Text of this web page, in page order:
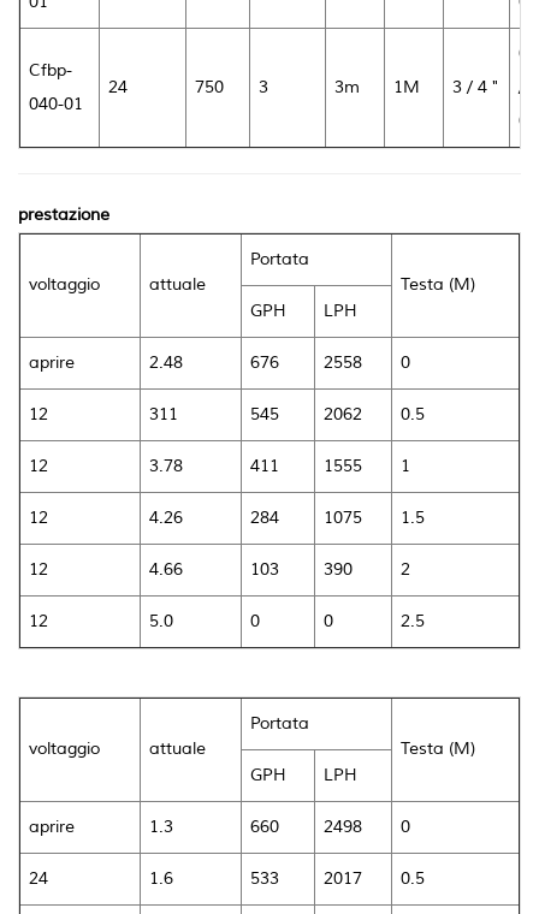
Cfbp-
040-01
24 750 3 3m 1M 3 / 4 "
/
prestazione
voltaggio attuale
Portata
Testa (M)
GPH
LPH
aprire 2.48 676 2558 0
12 311 545 2062 0.5
12 3.78 411 1555 1
12 4.26 284 1075 1.5
12 4.66 103 390 2
12 5.0 0 0 2.5
voltaggio attuale
Portata
Testa (M)
GPH
LPH
aprire 1.3 660 2498 0
24 1.6 533 2017 0.5